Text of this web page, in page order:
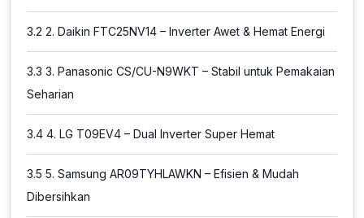
3.2 2. Daikin FTC25NV14 – Inverter Awet & Hemat Energi
3.3 3. Panasonic CS/CU-N9WKT – Stabil untuk Pemakaian
Seharian
3.4 4. LG T09EV4 – Dual Inverter Super Hemat
3.5 5. Samsung AR09TYHLAWKN – Efisien & Mudah
Dibersihkan